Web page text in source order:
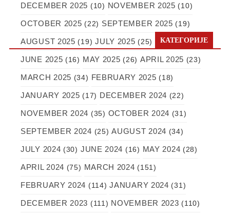
DECEMBER 2025 (10) NOVEMBER 2025 (10)
OCTOBER 2025 (22) SEPTEMBER 2025 (19)
AUGUST 2025 (19) JULY 2025 (25)
JUNE 2025 (16) MAY 2025 (26) APRIL 2025 (23)
MARCH 2025 (34) FEBRUARY 2025 (18)
JANUARY 2025 (17) DECEMBER 2024 (22)
NOVEMBER 2024 (35) OCTOBER 2024 (31)
SEPTEMBER 2024 (25) AUGUST 2024 (34)
JULY 2024 (30) JUNE 2024 (16) MAY 2024 (28)
APRIL 2024 (75) MARCH 2024 (151)
FEBRUARY 2024 (114) JANUARY 2024 (31)
DECEMBER 2023 (111) NOVEMBER 2023 (110)
КАТЕГОРИЈЕ